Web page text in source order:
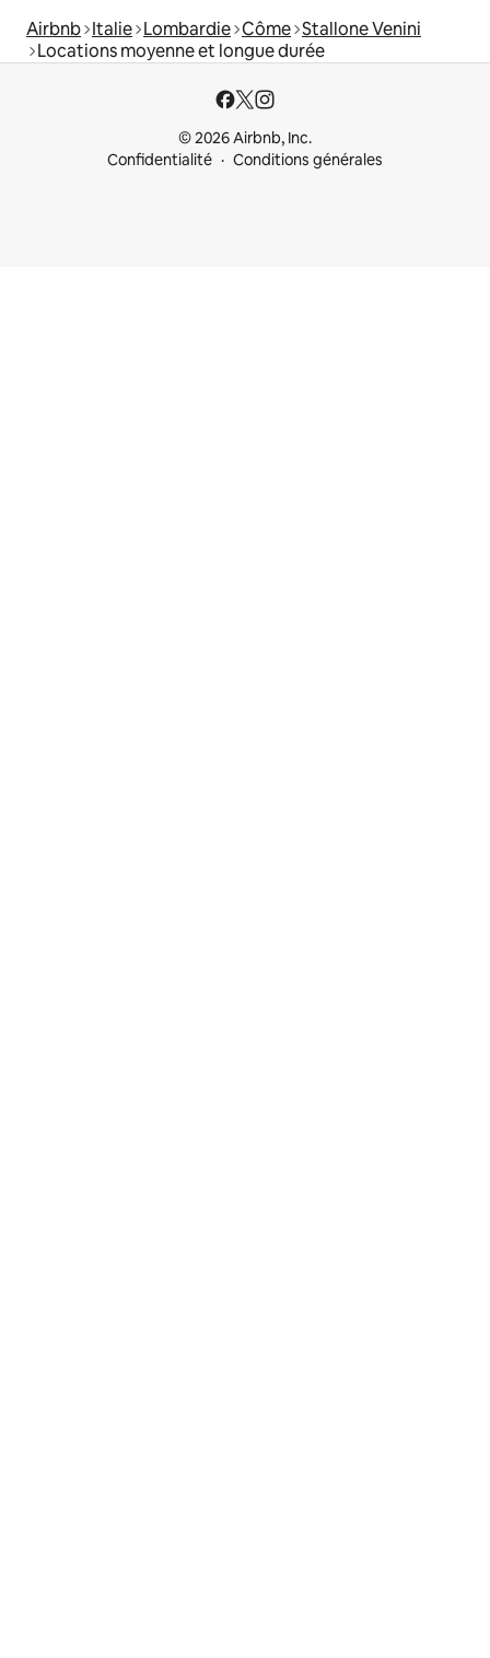
Airbnb Italie Lombardie Côme Stallone Venini
Locations moyenne et longue durée
© 2026 Airbnb, Inc.
Confidentialité
Conditions générales